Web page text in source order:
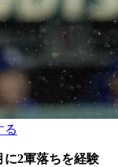
る
に2軍落ちを経験